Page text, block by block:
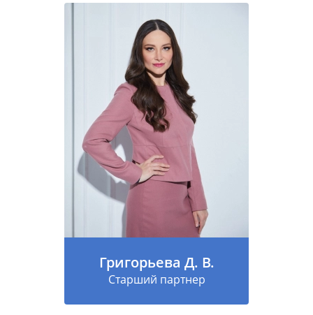
Григорьева Д. В.
Старший партнер